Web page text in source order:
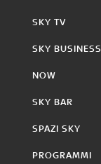
SKY TV
SKY BUSINESS
NOW
SKY BAR
SPAZI SKY
PROGRAMMI